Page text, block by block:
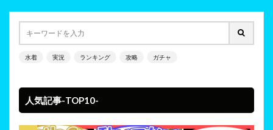
水着 実況 ランキング 攻略 ガチャ
人気記事-TOP10-